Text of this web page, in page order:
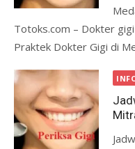
Totoks.com – Dokter
Praktek Dokter Gigi di